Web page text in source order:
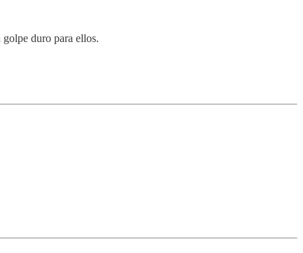
golpe duro para ellos.